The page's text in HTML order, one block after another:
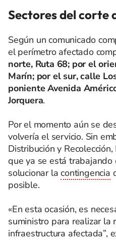
Sectores del corte
Según un comunicado
el perímetro afectado
norte, Ruta 68; por el
Marín; por el sur, calle
poniente Avenida
Jorquera.
Por el momento aún se
volvería el servicio. Sin
Distribución y
que ya se está trabajando
solucionar lacontingencia
posible.
«En esta ocasión, es
suministro para realizar la
infraestructura afectada”,